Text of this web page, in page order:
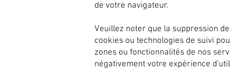
de votre navigateur.
Veuillez noter que la suppression
cookies ou technologies de suivi
zones ou fonctionnalités de nos
négativement votre expérience